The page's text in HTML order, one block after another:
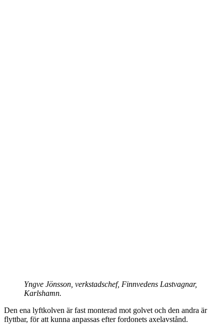
Yngve Jönsson, verkstadschef, Finnvedens Lastvagnar,
Karlshamn.
Den ena lyftkolven är fast monterad mot golvet och den andra är
flyttbar, för att kunna anpassas efter fordonets axelavstånd.